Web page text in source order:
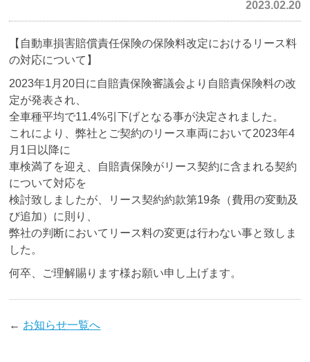
2023.02.20
【自動車損害賠償責任保険の保険料改定におけるリース料
の対応について】
2023年1月20日に自賠責保険審議会より自賠責保険料の改
定が発表され、
全車種平均で11.4%引下げとなる事が決定されました。
これにより、弊社とご契約のリース車両において2023年4
月1日以降に
車検満了を迎え、自賠責保険がリース契約に含まれる契約
について対応を
検討致しましたが、リース契約約款第19条（費用の変動及
び追加）に則り、
弊社の判断においてリース料の変更は行わない事と致しま
した。
何卒、ご理解賜ります様お願い申し上げます。
← お知らせ一覧へ